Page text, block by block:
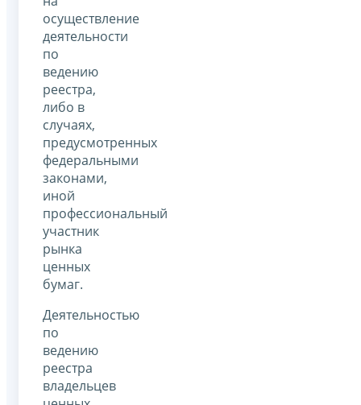
осуществление
деятельности
по
ведению
реестра,
либо в
случаях,
предусмотренных
федеральными
законами,
иной
профессиональный
участник
рынка
ценных
бумаг.
Деятельностью
по
ведению
реестра
владельцев